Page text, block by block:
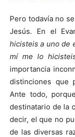
Pero todavía no
Jesús. En el
hicisteis a uno de
mí me lo
importancia
distinciones que
Ante todo,
destinatario de la
decir, el que no
de las diversas